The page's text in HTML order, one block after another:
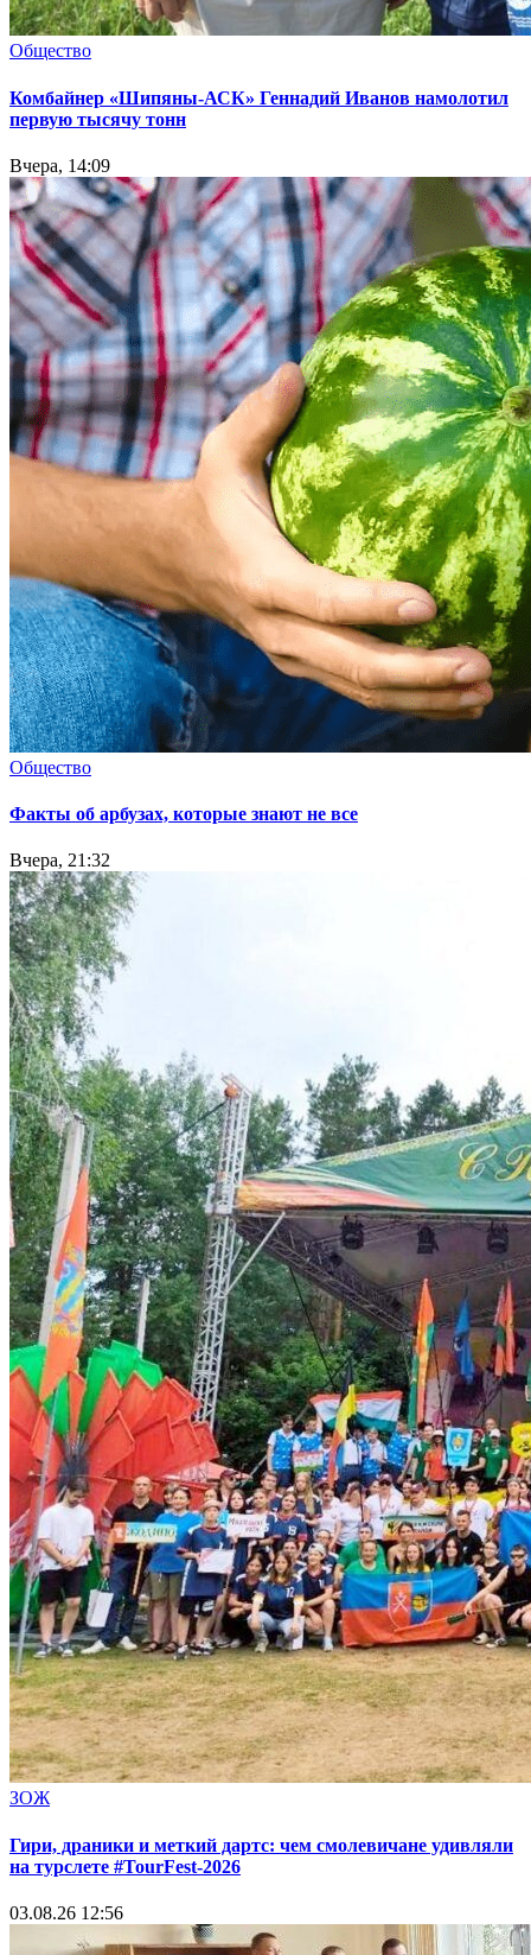
Общество
Комбайнер «Шипяны-АСК» Геннадий Иванов намолотил
первую тысячу тонн
Вчера, 14:09
Общество
Факты об арбузах, которые знают не все
Вчера, 21:32
ЗОЖ
Гири, драники и меткий дартс: чем смолевичане удивляли
на турслете #TourFest-2026
03.08.26 12:56